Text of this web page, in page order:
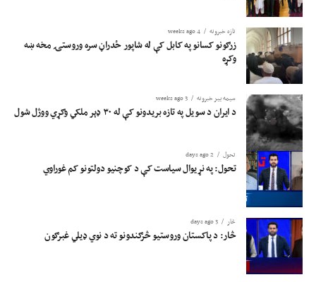
تازه خبرونه 4 weeks ago
زرګونو کسانو په کابل کې له شاپور ځدراڼ سره وروستۍ مخه ښه
وکړه
سیمه ییز خبرونه 3 weeks ago
د ایران د سویل په تازه بریدونو کې له ۳۰ ډېر ملکي وګړي ووژل شول
تحول 2 days ago
تحول: په نړیوال سیاست کې د کوچنیو دولتونو کم غوراوي
څار 3 days ago
څار: د پاکستان وروستیو څرګندونو ته د نوي ډیلي غبرګون